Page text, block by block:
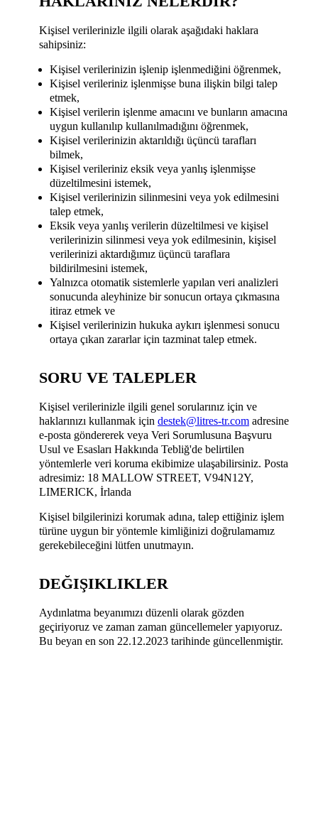
Kişisel verilerinizle ilgili olarak aşağıdaki haklara
sahipsiniz:
Kişisel verilerinizin işlenip işlenmediğini öğrenmek,
Kişisel verileriniz işlenmişse buna ilişkin bilgi talep
etmek,
Kişisel verilerin işlenme amacını ve bunların amacına
uygun kullanılıp kullanılmadığını öğrenmek,
Kişisel verilerinizin aktarıldığı üçüncü tarafları
bilmek,
Kişisel verileriniz eksik veya yanlış işlenmişse
düzeltilmesini istemek,
Kişisel verilerinizin silinmesini veya yok edilmesini
talep etmek,
Eksik veya yanlış verilerin düzeltilmesi ve kişisel
verilerinizin silinmesi veya yok edilmesinin, kişisel
verilerinizi aktardığımız üçüncü taraflara
bildirilmesini istemek,
Yalnızca otomatik sistemlerle yapılan veri analizleri
sonucunda aleyhinize bir sonucun ortaya çıkmasına
itiraz etmek ve
Kişisel verilerinizin hukuka aykırı işlenmesi sonucu
ortaya çıkan zararlar için tazminat talep etmek.
SORU VE TALEPLER
Kişisel verilerinizle ilgili genel sorularınız için ve
haklarınızı kullanmak için destek@litres-tr.com adresine
e-posta göndererek veya Veri Sorumlusuna Başvuru
Usul ve Esasları Hakkında Tebliğ'de belirtilen
yöntemlerle veri koruma ekibimize ulaşabilirsiniz. Posta
adresimiz: 18 MALLOW STREET, V94N12Y,
LIMERICK, İrlanda
Kişisel bilgilerinizi korumak adına, talep ettiğiniz işlem
türüne uygun bir yöntemle kimliğinizi doğrulamamız
gerekebileceğini lütfen unutmayın.
DEĞIŞIKLIKLER
Aydınlatma beyanımızı düzenli olarak gözden
geçiriyoruz ve zaman zaman güncellemeler yapıyoruz.
Bu beyan en son 22.12.2023 tarihinde güncellenmiştir.